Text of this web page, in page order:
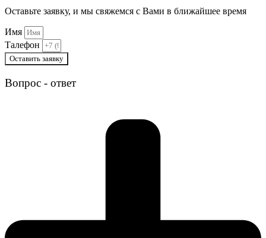
Оставьте заявку, и мы свяжемся с Вами в ближайшее время
Имя
Талефон
Оставить заявку
Вопрос - ответ